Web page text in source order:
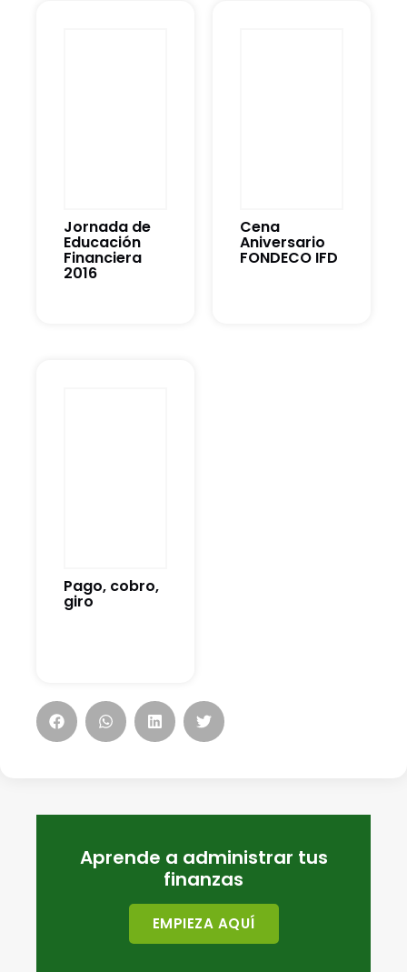
Jornada de
Educación
Financiera
2016
Cena
Aniversario
FONDECO IFD
Pago, cobro,
giro
Aprende a administrar tus
finanzas
EMPIEZA AQUÍ